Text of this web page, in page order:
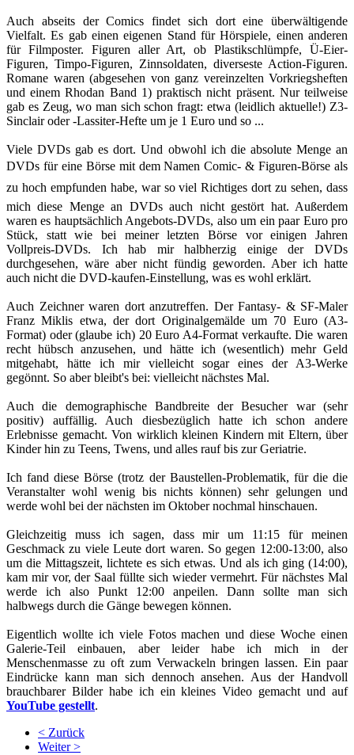
Auch abseits der Comics findet sich dort eine überwältigende
Vielfalt. Es gab einen eigenen Stand für Hörspiele, einen anderen
für Filmposter. Figuren aller Art, ob Plastikschlümpfe, Ü-Eier-
Figuren, Timpo-Figuren, Zinnsoldaten, diverseste Action-Figuren.
Romane waren (abgesehen von ganz vereinzelten Vorkriegsheften
und einem Rhodan Band 1) praktisch nicht präsent. Nur teilweise
gab es Zeug, wo man sich schon fragt: etwa (leidlich aktuelle!) Z3-
Sinclair oder -Lassiter-Hefte um je 1 Euro und so ...
Viele DVDs gab es dort. Und obwohl ich die absolute Menge an
DVDs für eine Börse mit dem Namen Comic- & Figuren-Börse als
zu hoch empfunden habe, war so viel Richtiges dort zu sehen, dass
mich diese Menge an DVDs auch nicht gestört hat. Außerdem
waren es hauptsächlich Angebots-DVDs, also um ein paar Euro pro
Stück, statt wie bei meiner letzten Börse vor einigen Jahren
Vollpreis-DVDs. Ich hab mir halbherzig einige der DVDs
durchgesehen, wäre aber nicht fündig geworden. Aber ich hatte
auch nicht die DVD-kaufen-Einstellung, was es wohl erklärt.
Auch Zeichner waren dort anzutreffen. Der Fantasy- & SF-Maler
Franz Miklis etwa, der dort Originalgemälde um 70 Euro (A3-
Format) oder (glaube ich) 20 Euro A4-Format verkaufte. Die waren
recht hübsch anzusehen, und hätte ich (wesentlich) mehr Geld
mitgehabt, hätte ich mir vielleicht sogar eines der A3-Werke
gegönnt. So aber bleibt's bei: vielleicht nächstes Mal.
Auch die demographische Bandbreite der Besucher war (sehr
positiv) auffällig. Auch diesbezüglich hatte ich schon andere
Erlebnisse gemacht. Von wirklich kleinen Kindern mit Eltern, über
Kinder hin zu Teens, Twens, und alles rauf bis zur Geriatrie.
Ich fand diese Börse (trotz der Baustellen-Problematik, für die die
Veranstalter wohl wenig bis nichts können) sehr gelungen und
werde wohl bei der nächsten im Oktober nochmal hinschauen.
Gleichzeitig muss ich sagen, dass mir um 11:15 für meinen
Geschmack zu viele Leute dort waren. So gegen 12:00-13:00, also
um die Mittagszeit, lichtete es sich etwas. Und als ich ging (14:00),
kam mir vor, der Saal füllte sich wieder vermehrt. Für nächstes Mal
werde ich also Punkt 12:00 anpeilen. Dann sollte man sich
halbwegs durch die Gänge bewegen können.
Eigentlich wollte ich viele Fotos machen und diese Woche einen
Galerie-Teil einbauen, aber leider habe ich mich in der
Menschenmasse zu oft zum Verwackeln bringen lassen. Ein paar
Eindrücke kann man sich dennoch ansehen. Aus der Handvoll
brauchbarer Bilder habe ich ein kleines Video gemacht und auf
YouTube gestellt.
< Zurück
Weiter >